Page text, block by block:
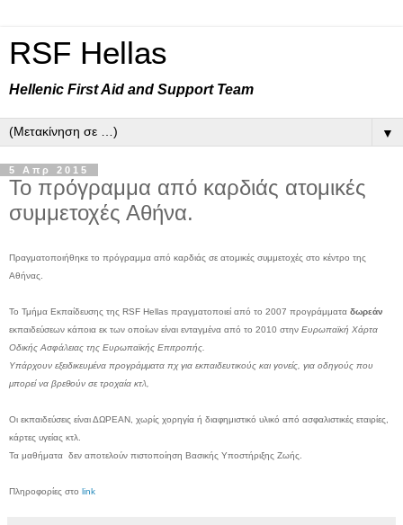
RSF Hellas
Hellenic First Aid and Support Team
▼
5 Απρ 2015
Το πρόγραμμα από καρδιάς ατομικές
συμμετοχές Αθήνα.
Πραγματοποιήθηκε το πρόγραμμα από καρδιάς σε ατομικές συμμετοχές στο κέντρο της
Αθήνας.
Το Τμήμα Εκπαίδευσης της RSF Hellas πραγματοποιεί από το 2007 προγράμματα δωρεάν
εκπαιδεύσεων κάποια εκ των οποίων είναι ενταγμένα από το 2010 στην Ευρωπαϊκή Χάρτα
Οδικής Ασφάλειας της Ευρωπαϊκής Επιτροπής.
Υπάρχουν εξειδικευμένα προγράμματα πχ για εκπαιδευτικούς και γονείς, για οδηγούς που
μπορεί να βρεθούν σε τροχαία κτλ,
Οι εκπαιδεύσεις είναι ΔΩΡΕΑΝ, χωρίς χορηγία ή διαφημιστικό υλικό από ασφαλιστικές εταιρίες,
κάρτες υγείας κτλ.
Τα μαθήματα δεν αποτελούν πιστοποίηση Βασικής Υποστήριξης Ζωής.
Πληροφορίες στο link